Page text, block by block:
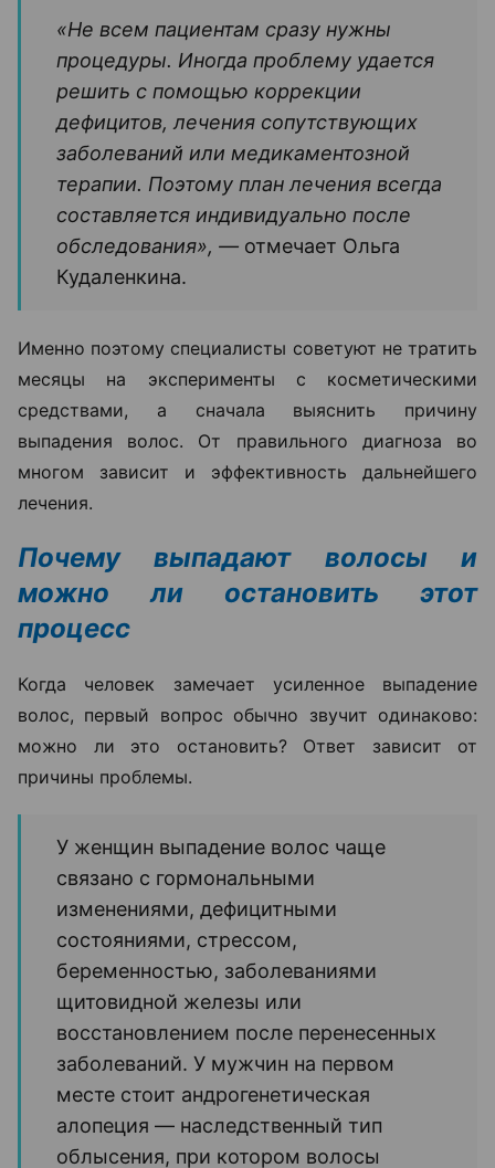
«Не всем пациентам сразу нужны
процедуры. Иногда проблему удается
решить с помощью коррекции
дефицитов, лечения сопутствующих
заболеваний или медикаментозной
терапии. Поэтому план лечения всегда
составляется индивидуально после
обследования», — отмечает Ольга
Кудаленкина.
Именно поэтому специалисты советуют не тратить
месяцы на эксперименты с косметическими
средствами, а сначала выяснить причину
выпадения волос. От правильного диагноза во
многом зависит и эффективность дальнейшего
лечения.
Почему выпадают волосы и
можно ли остановить этот
процесс
Когда человек замечает усиленное выпадение
волос, первый вопрос обычно звучит одинаково:
можно ли это остановить? Ответ зависит от
причины проблемы.
У женщин выпадение волос чаще
связано с гормональными
изменениями, дефицитными
состояниями, стрессом,
беременностью, заболеваниями
щитовидной железы или
восстановлением после перенесенных
заболеваний. У мужчин на первом
месте стоит андрогенетическая
алопеция — наследственный тип
облысения, при котором волосы